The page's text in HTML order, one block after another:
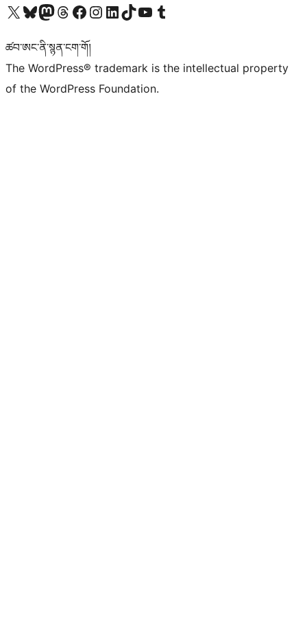
Visit our X (formerly Twitter) account
Visit our Bluesky account
Visit our Mastodon account
Visit our Threads account
Visit our Facebook page
Visit our Instagram account
Visit our LinkedIn account
Visit our TikTok account
Visit our YouTube channel
Visit our Tumblr account
ཚབ་ཨང་ནི་སྙན་ངག་གོ།
The WordPress® trademark is the intellectual property
of the WordPress Foundation.